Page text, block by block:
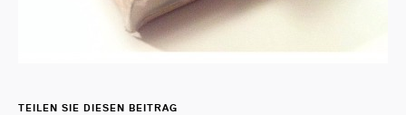
TEILEN SIE DIESEN BEITRAG